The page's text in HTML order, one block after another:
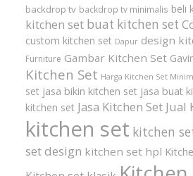
backdrop tv backdrop tv minimalis beli
kitchen set buat kitchen set
custom kitchen set Dapur design
Furniture Gambar Kitchen Set
Kitchen Set Harga Kitchen Set
set jasa bikin kitchen set jasa buat
kitchen set Jasa Kitchen Set Jual
kitchen set kitchen
set design kitchen set hpl